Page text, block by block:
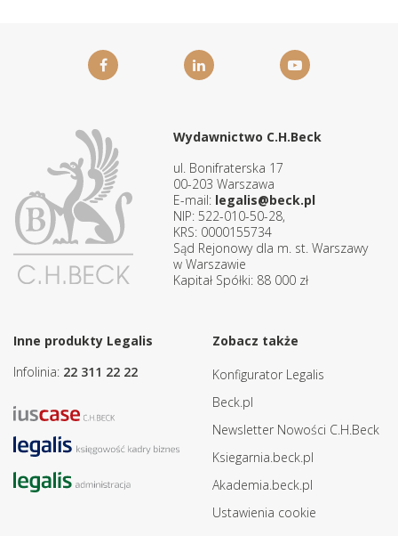
Wydawnictwo C.H.Beck
ul. Bonifraterska 17
00-203 Warszawa
E-mail: legalis@beck.pl
NIP: 522-010-50-28,
KRS: 0000155734
Sąd Rejonowy dla m. st. Warszawy
w Warszawie
Kapitał Spółki: 88 000 zł
Inne produkty Legalis
Infolinia: 22 311 22 22
Zobacz także
Konfigurator Legalis
Beck.pl
Newsletter Nowości C.H.Beck
Ksiegarnia.beck.pl
Akademia.beck.pl
Ustawienia cookie